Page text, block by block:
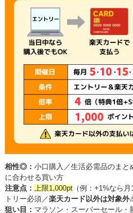
相性◎： 小口購入／生活必需品のまと
に合わせる買い方
注意点：
上限1,000pt （例：+1%なら
トリー必須／楽天カード以外は対象外
狙い目： マラソン・スーパーセール・